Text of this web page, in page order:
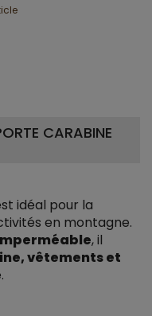
CARABINE
idéal pour la
en montagne.
, il
vêtements et